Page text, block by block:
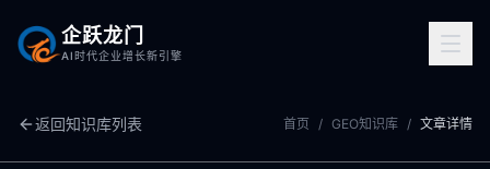
企跃龙门
AI时代企业增长新引擎
返回知识库列表 首页 / GEO知识库 / 文章详情